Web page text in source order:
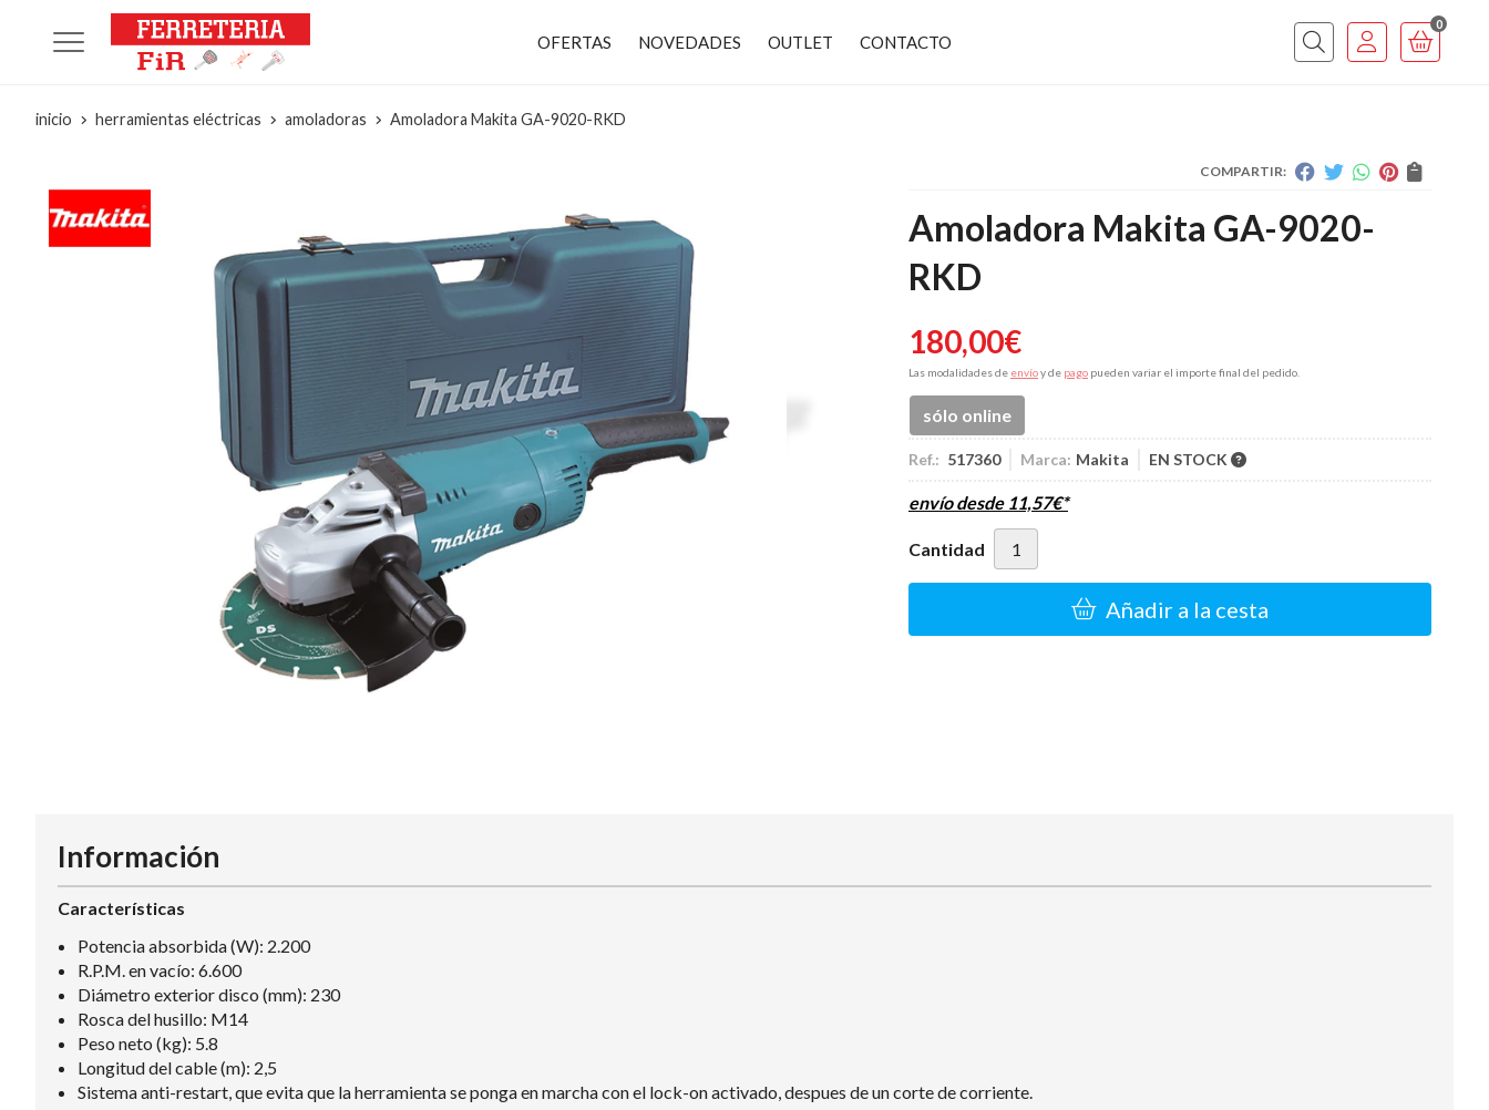
OFERTAS NOVEDADES OUTLET CONTACTO
0
inicio herramientas eléctricas amoladoras Amoladora Makita GA-9020-RKD
COMPARTIR:
Amoladora Makita GA-9020-
RKD
180,00€
Las modalidades de envíoy de pago pueden variar el importe final del pedido.
sólo online
Ref.: 517360 Marca: Makita EN STOCK
envío desde 11,57€*
Cantidad
Añadir a la cesta
Información
Características
Potencia absorbida (W): 2.200
R.P.M. en vacío: 6.600
Diámetro exterior disco (mm): 230
Rosca del husillo: M14
Peso neto (kg): 5.8
Longitud del cable (m): 2,5
Sistema anti-restart, que evita que la herramienta se ponga en marcha con el lock-on activado, despues de un corte de corriente.